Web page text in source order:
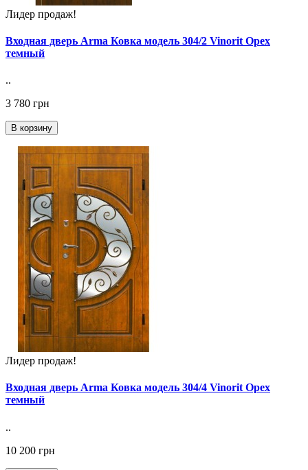
Лидер продаж!
Входная дверь Arma Ковка модель 304/2 Vinorit Орех
темный
..
3 780 грн
В корзину
Лидер продаж!
Входная дверь Arma Ковка модель 304/4 Vinorit Орех
темный
..
10 200 грн